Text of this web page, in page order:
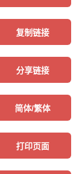
年500ml
价格
43度茅
复制链接
分享链接
简体/繁体
打印页面